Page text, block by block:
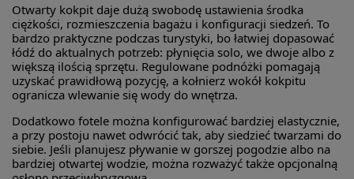
Otwarty kokpit daje dużą swobodę ustawienia środka
ciężkości, rozmieszczenia bagażu i konfiguracji siedzeń. To
bardzo praktyczne podczas turystyki, bo łatwiej dopasować
łódź do aktualnych potrzeb: płynięcia solo, we dwoje albo z
większą ilością sprzętu. Regulowane podnóżki pomagają
uzyskać prawidłową pozycję, a kołnierz wokół kokpitu
ogranicza wlewanie się wody do wnętrza.
Dodatkowo fotele można konfigurować bardziej elastycznie,
a przy postoju nawet odwrócić tak, aby siedzieć twarzami do
siebie. Jeśli planujesz pływanie w gorszej pogodzie albo na
bardziej otwartej wodzie, można rozważyć także opcjonalną